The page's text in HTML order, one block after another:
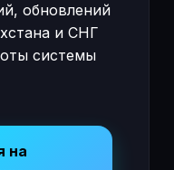
обновлений
и СНГ
системы
на